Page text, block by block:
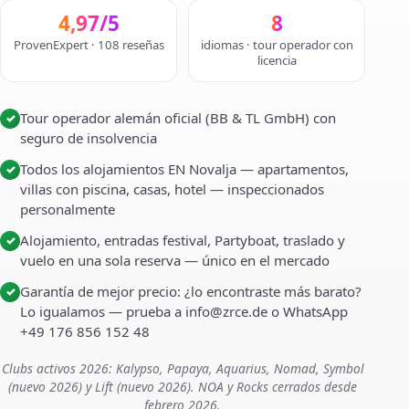
4,97/5
ProvenExpert · 108 reseñas
8
idiomas · tour operador con
licencia
✓ Tour operador alemán oficial (BB & TL GmbH) con
seguro de insolvencia
✓ Todos los alojamientos EN Novalja — apartamentos,
villas con piscina, casas, hotel — inspeccionados
personalmente
✓ Alojamiento, entradas festival, Partyboat, traslado y
vuelo en una sola reserva — único en el mercado
✓ Garantía de mejor precio: ¿lo encontraste más barato?
Lo igualamos — prueba a info@zrce.de o WhatsApp
+49 176 856 152 48
Clubs activos 2026: Kalypso, Papaya, Aquarius, Nomad, Symbol
(nuevo 2026) y Lift (nuevo 2026). NOA y Rocks cerrados desde
febrero 2026.